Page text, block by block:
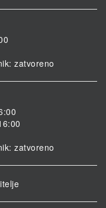
zatvoreno
zatvoreno